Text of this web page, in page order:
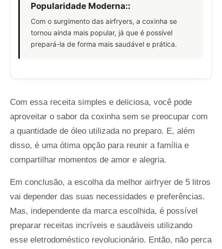
Popularidade Moderna::
Com o surgimento das airfryers, a coxinha se
tornou ainda mais popular, já que é possível
prepará-la de forma mais saudável e prática.
Com essa receita simples e deliciosa, você pode
aproveitar o sabor da coxinha sem se preocupar com
a quantidade de óleo utilizada no preparo. E, além
disso, é uma ótima opção para reunir a família e
compartilhar momentos de amor e alegria.
Em conclusão, a escolha da melhor airfryer de 5 litros
vai depender das suas necessidades e preferências.
Mas, independente da marca escolhida, é possível
preparar receitas incríveis e saudáveis utilizando
esse eletrodoméstico revolucionário. Então, não perca